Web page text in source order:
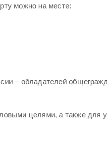
можно на месте:
– обладателей
целями, а также для